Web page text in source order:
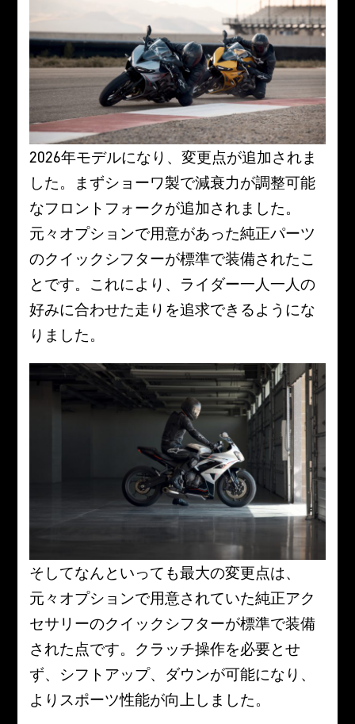
2026年モデルになり、変更点が追加されま
した。まずショーワ製で減衰力が調整可能
なフロントフォークが追加されました。
元々オプションで用意があった純正パーツ
のクイックシフターが標準で装備されたこ
とです。これにより、ライダー一人一人の
好みに合わせた走りを追求できるようにな
りました。
そしてなんといっても最大の変更点は、
元々オプションで用意されていた純正アク
セサリーのクイックシフターが標準で装備
された点です。クラッチ操作を必要とせ
ず、シフトアップ、ダウンが可能になり、
よりスポーツ性能が向上しました。